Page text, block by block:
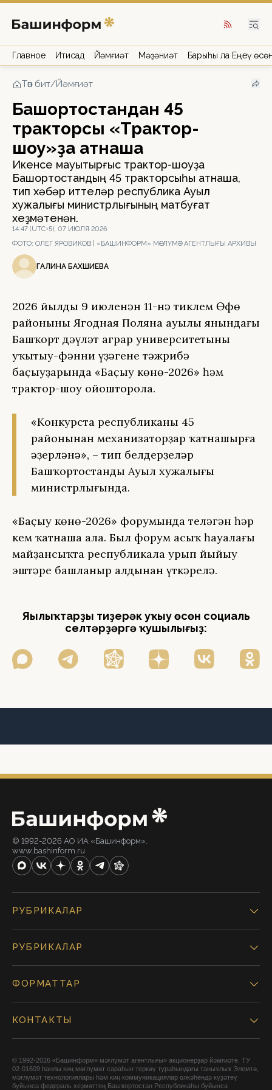
Главное Иҡтисад Йәмғиәт Мәҙәниәт Барыһы ла Еңеү
Төп бит/Йәмғиәт
Башҡортостандан 45
тракторсы «Трактор-
шоу»ҙа ҡатнаша
Икенсе мауыҡтырғыс трактор-шоуҙа
Башҡортостандың 45 тракторсыһы ҡатнаша,
тип хәбәр иттеләр республика Ауыл
хужалығы министрлығының матбуғат
хеҙмәтенән.
14:47 (UTC+5), 07 ИЮЛЯ 2026
ФОТО: ОЛЕГ ЯРОВИКОВ | «БАШИНФОРМ» МӘҒЛҮМӘТ АГЕНТЛЫҒЫ АРХИВЫ
ГАЛИНА БАХШИЕВА
2026 йылдың 9 июленән 11-нә тиклем Өфө
районының Ягодная Поляна ауылы янындағы
Башҡорт дәүләт аграр университетының
уҡытыу-фәнни үҙәгенең тәжрибә
баҫыуҙарында «Баҫыу көнө-2026» һәм
трактор-шоу ойошторола.
«Конкурста республиканың 45
районынан механизаторҙар ҡатнашырға
әҙерләнә», – тип белдерҙеләр
Башҡортостандың Ауыл хужалығы
министрлығында.
«Баҫыу көнө-2026» форумында теләгән һәр
кем ҡатнаша ала. Был форум асыҡ һауалағы
майҙансыҡта республикала урып йыйыу
эштәре башланыр алдынан үткәрелә.
Яңылыҡтарҙы тиҙерәк уҡыу өсөн социаль
селтәрҙәргә ҡушылығыҙ:
© 1992-2026 АО ИА «Башинформ».
www.bashinform.ru
РУБРИКАЛАР
РУБРИКАЛАР
ФОРМАТТАР
КОНТАКТЫ
© 1992-2026 «Башинформ» мәғлүмәт агентлығы» акционерҙар йәмғиәте. ТУ
02-01609 һанлы киң мәғлүмәт сараһын теркәү тураһындағы таныҡлыҡ Элемтә,
мәғлүмәт технологиялары һәм киң коммуникациялар өлкәһендә күҙәтеү
буйынса федераль хеҙмәттең Башҡортостан Республикаһы буйынса